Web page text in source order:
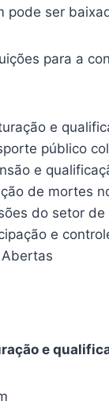
pode ser
para a
e
público
e
de mortes
do setor
e
Abertas
e